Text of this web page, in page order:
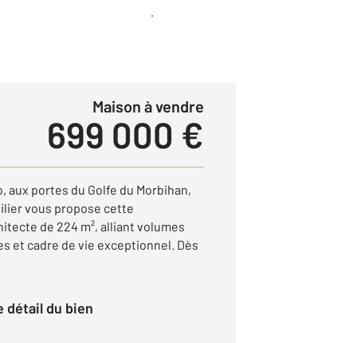
Créer une alerte
Maison à vendre
699 000 €
aux portes du Golfe du Morbihan,
vous propose cette
de 224 m², alliant volumes
et cadre de vie exceptionnel. Dès
détail du bien